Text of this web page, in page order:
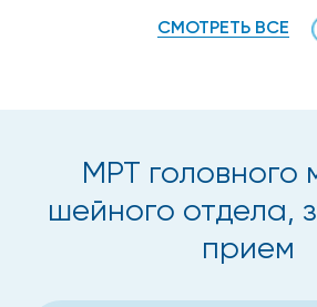
СМОТРЕТЬ ВСЕ
МРТ головного
шейного отдела,
прием